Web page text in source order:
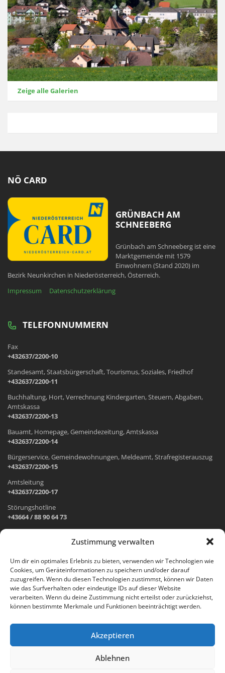
Zustimmung verwalten
Um dir ein optimales Erlebnis zu bieten, verwenden wir Technologien wie
Cookies, um Geräteinformationen zu speichern und/oder darauf
zuzugreifen. Wenn du diesen Technologien zustimmst, können wir Daten
wie das Surfverhalten oder eindeutige IDs auf dieser Website
verarbeiten. Wenn du deine Zustimmung nicht erteilst oder zurückziehst,
können bestimmte Merkmale und Funktionen beeinträchtigt werden.
Akzeptieren
Ablehnen
Zeige alle Galerien
NÖ CARD
GRÜNBACH AM
SCHNEEBERG
Grünbach am Schneeberg ist eine
Marktgemeinde mit 1579
Einwohnern (Stand 2020) im
Bezirk Neunkirchen in Niederösterreich, Österreich.
Impressum
Datenschutzerklärung
TELEFONNUMMERN
Fax
+432637/2200-10
Standesamt, Staatsbürgerschaft, Tourismus, Soziales, Friedhof
+432637/2200-11
Buchhaltung, Hort, Verrechnung Kindergarten, Steuern, Abgaben,
Amtskassa
+432637/2200-13
Bauamt, Homepage, Gemeindezeitung, Amtskassa
+432637/2200-14
Bürgerservice, Gemeindewohnungen, Meldeamt, Strafregisterauszug
+432637/2200-15
Amtsleitung
+432637/2200-17
Störungshotline
+43664 / 88 90 64 73
Wr. Neustädter Straße 1
2733 Grünbach am Schneeberg
Öffnungszeiten Gemeindeamt:
Montag: 8.00 – 12.00 Uhr und 14.00 – 18.00 Uhr
Freitag: 8.00 – 12.00 Uhr
Email: